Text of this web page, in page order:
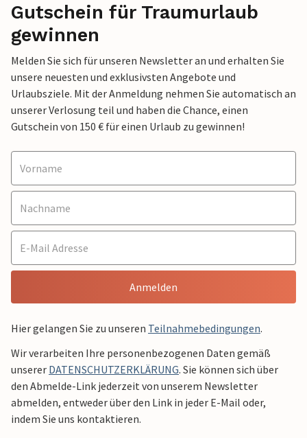
Gutschein für Traumurlaub
gewinnen
Melden Sie sich für unseren Newsletter an und erhalten Sie
unsere neuesten und exklusivsten Angebote und
Urlaubsziele. Mit der Anmeldung nehmen Sie automatisch an
unserer Verlosung teil und haben die Chance, einen
Gutschein von 150 € für einen Urlaub zu gewinnen!
Anmelden
Hier gelangen Sie zu unseren Teilnahmebedingungen.
Wir verarbeiten Ihre personenbezogenen Daten gemäß
unserer DATENSCHUTZERKLÄRUNG. Sie können sich über
den Abmelde-Link jederzeit von unserem Newsletter
abmelden, entweder über den Link in jeder E-Mail oder,
indem Sie uns kontaktieren.